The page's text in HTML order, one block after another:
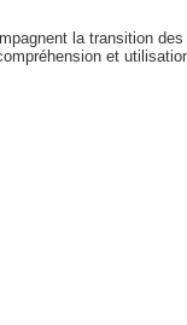
la transition
et